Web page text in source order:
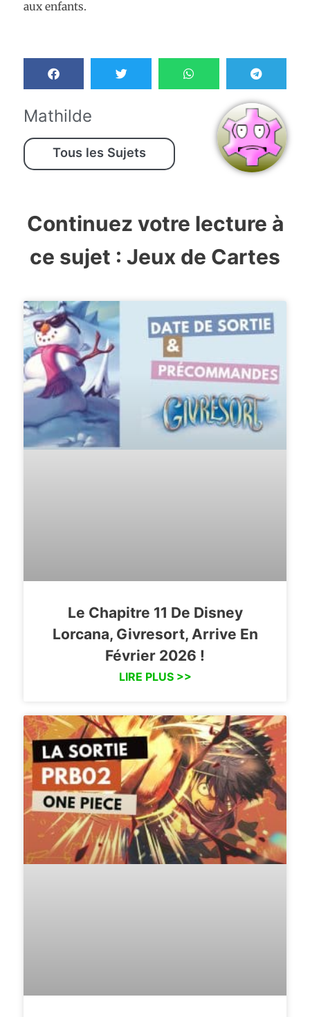
aux enfants.
Mathilde
Tous les Sujets
Continuez votre lecture à
ce sujet : Jeux de Cartes
Le Chapitre 11 De Disney
Lorcana, Givresort, Arrive En
Février 2026 !
LIRE PLUS >>